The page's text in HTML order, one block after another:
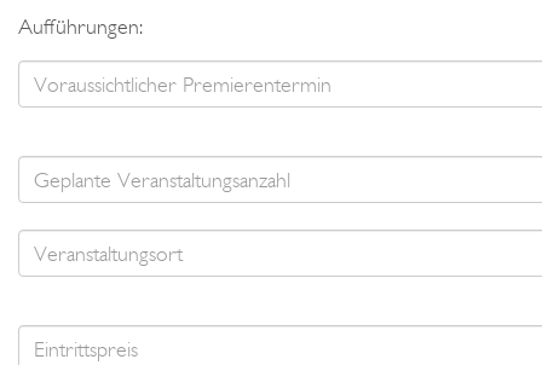
Aufführungen: